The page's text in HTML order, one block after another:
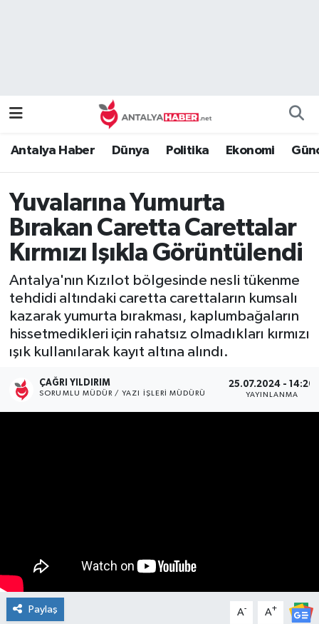
Antalya Haber Dünya Politika Ekonomi
Yuvalarına Yumurta
Bırakan Caretta Carettalar
Kırmızı Işıkla Görüntülendi
Antalya'nın Kızılot bölgesinde nesli tükenme
tehdidi altındaki caretta carettaların kumsalı
kazarak yumurta bırakması, kaplumbağaların
hissetmedikleri için rahatsız olmadıkları kırmızı
ışık kullanılarak kayıt altına alındı.
ÇAĞRI YILDIRIM
SORUMLU MÜDÜR / YAZI İŞLERI MÜDÜRÜ
25.07.2024 - 14:20
YAYINLANMA
Paylaş A- A+
Ekonomi
Genel
Güncel
Güvenlik
Kültür Sanat
Magazin
Turizm
Yaşam
Namaz Vakitleri
Süper Lig Puan Durumu ve Fikstür
Tüm Manşetler
Son Dakika Haberleri
Haber Arşivi